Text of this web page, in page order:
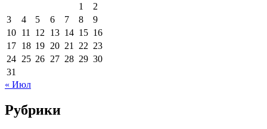
1
2
3
4 5 6 7 8
9
10 11 12 13 14 15 16
17 18 19 20 21 22 23
24 25 26 27 28 29 30
31
« Июл
Рубрики